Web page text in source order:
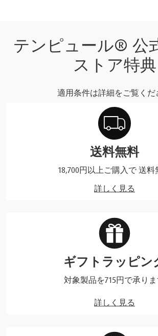
テンピュール® 公
ストア特典
適用条件は詳細をご覧くだ
送料無料
18,700円以上ご購入で 送料
詳しく見る
ギフトラッピン
対象製品を715円で承り
詳しく見る